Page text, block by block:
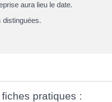
aura lieu le date.
distinguées.
pratiques :